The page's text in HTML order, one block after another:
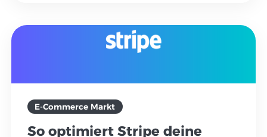
E-Commerce Markt
So optimiert Stripe deine